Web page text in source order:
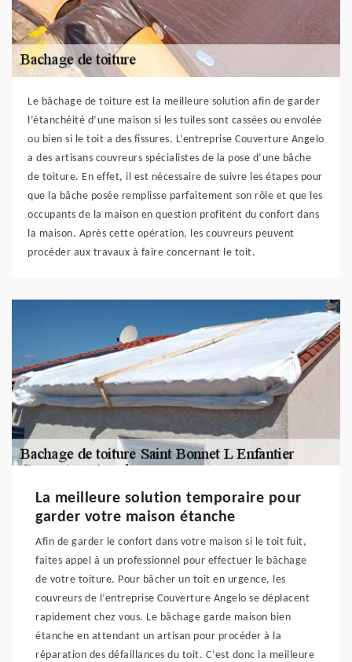
Le bâchage de toiture est la meilleure solution afin de garder
l’étanchéité d’une maison si les tuiles sont cassées ou envolée
ou bien si le toit a des fissures. L’entreprise Couverture Angelo
a des artisans couvreurs spécialistes de la pose d’une bâche
de toiture. En effet, il est nécessaire de suivre les étapes pour
que la bâche posée remplisse parfaitement son rôle et que les
occupants de la maison en question profitent du confort dans
la maison. Après cette opération, les couvreurs peuvent
procéder aux travaux à faire concernant le toit.
La meilleure solution temporaire pour
garder votre maison étanche
Afin de garder le confort dans votre maison si le toit fuit,
faites appel à un professionnel pour effectuer le bâchage
de votre toiture. Pour bâcher un toit en urgence, les
couvreurs de l’entreprise Couverture Angelo se déplacent
rapidement chez vous. Le bâchage garde maison bien
étanche en attendant un artisan pour procéder à la
réparation des défaillances du toit. C’est donc la meilleure